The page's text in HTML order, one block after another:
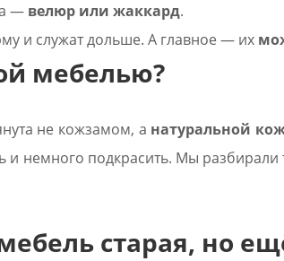
— велюр или жаккард.
и служат дольше. А главное — их
мебелью?
не кожзамом, а натуральной
и немного подкрасить. Мы разбирали
старая, но